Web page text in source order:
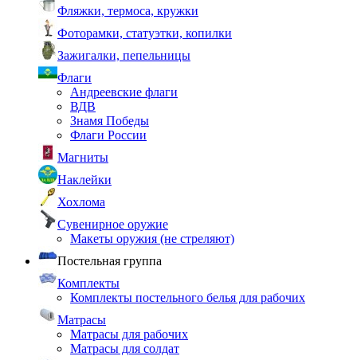
Фляжки, термоса, кружки
Фоторамки, статуэтки, копилки
Зажигалки, пепельницы
Флаги
Андреевские флаги
ВДВ
Знамя Победы
Флаги России
Магниты
Наклейки
Хохлома
Сувенирное оружие
Макеты оружия (не стреляют)
Постельная группа
Комплекты
Комплекты постельного белья для рабочих
Матрасы
Матрасы для рабочих
Матрасы для солдат